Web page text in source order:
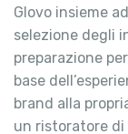
Glovo insieme
selezione degli
preparazione
base
brand alla
un ristoratore di